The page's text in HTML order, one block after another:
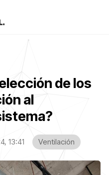
de los
al
13:41 Ventilación